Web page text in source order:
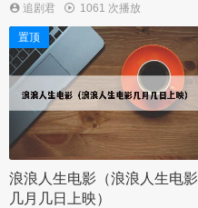
追剧君 1061 次播放
置顶
浪浪人生电影（浪浪人生电影
几月几日上映）